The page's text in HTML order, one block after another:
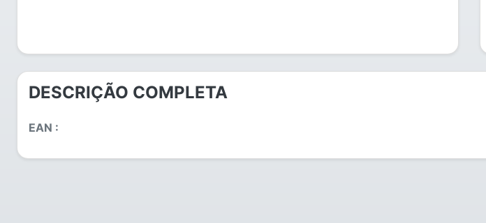
DESCRIÇÃO COMPLETA
EAN :